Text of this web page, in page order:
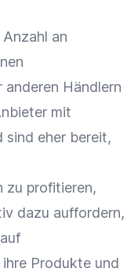
Anzahl an
anderen Händlern
mit
sind eher bereit,
zu profitieren,
dazu auffordern,
ihre Produkte und